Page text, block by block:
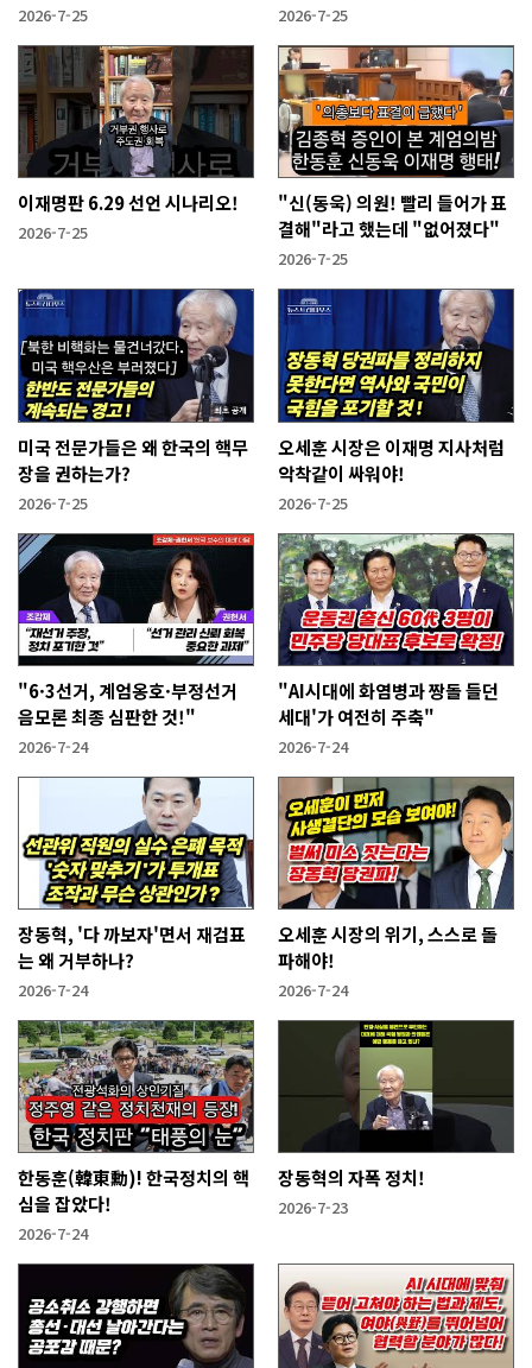
2026-7-25 2026-7-25
이재명판 6.29 선언 시나리오!
2026-7-25
"신(동욱) 의원! 빨리 들어가 표
결해"라고 했는데 "없어졌다"
2026-7-25
미국 전문가들은 왜 한국의 핵무
장을 권하는가?
2026-7-25
오세훈 시장은 이재명 지사처럼
악착같이 싸워야!
2026-7-25
"6·3선거, 계엄옹호·부정선거
음모론 최종 심판한 것!"
2026-7-24
"AI시대에 화염병과 짱돌 들던
세대'가 여전히 주축"
2026-7-24
장동혁, '다 까보자'면서 재검표
는 왜 거부하나?
2026-7-24
오세훈 시장의 위기, 스스로 돌
파해야!
2026-7-24
한동훈(韓東勳)! 한국정치의 핵
심을 잡았다!
2026-7-24
장동혁의 자폭 정치!
2026-7-23